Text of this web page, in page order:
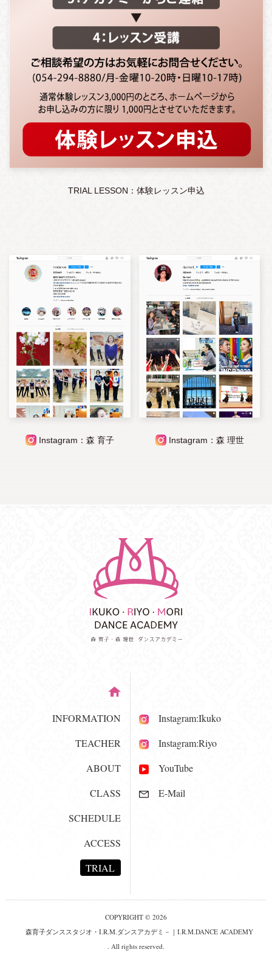
TRIAL LESSON：体験レッスン申込
Instagram：森 育子 Instagram：森 理世
INFORMATION
TEACHER
ABOUT
CLASS
SCHEDULE
ACCESS
TRIAL
Instagram:Ikuko
Instagram:Riyo
YouTube
E-Mail
COPYRIGHT © 2026
森育子ダンススタジオ・I.R.M.ダンスアカデミ－｜I.R.M.DANCE ACADEMY
. All rights reserved.